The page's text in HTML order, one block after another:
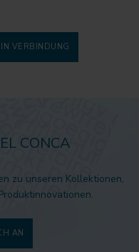
VERBINDUNG
CONCA
zu unseren Kollektionen,
AN